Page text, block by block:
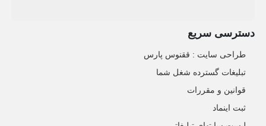
دسترسی سریع
طراحی سایت :‌ ققنوس پارس
تبلیغات گسترده شغل شما
قوانین و مقررات
ثبت اینماد